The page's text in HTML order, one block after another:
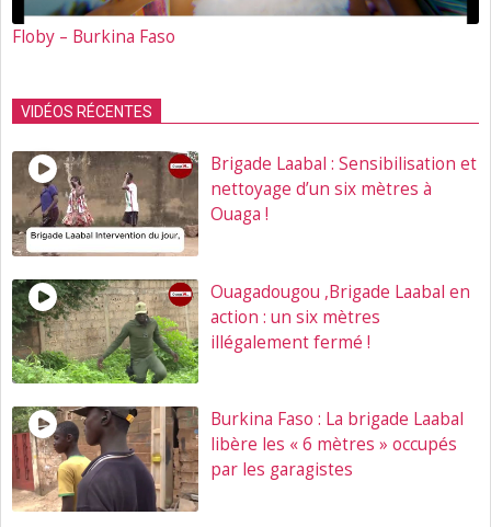
Floby – Burkina Faso
VIDÉOS RÉCENTES
Brigade Laabal : Sensibilisation et
nettoyage d’un six mètres à
Ouaga !
Ouagadougou ,Brigade Laabal en
action : un six mètres
illégalement fermé !
Burkina Faso : La brigade Laabal
libère les « 6 mètres » occupés
par les garagistes